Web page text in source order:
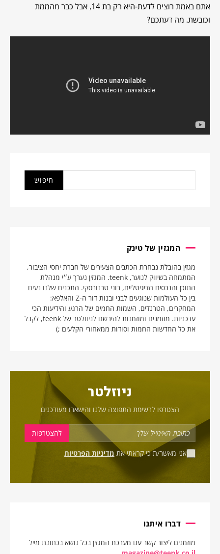
אתם באמת רוצים לדעת-היא רק בת 14, אבל כבר מהממת
וכובשת. מה דעתכם?
המגזין של טינק
מגזין בהובלת נבחרת הכתבים הצעירים של חברת יחסי הציבור,
המתמחה בשיווק לנוער, teenk. המגזין נערך ע״י מנהלת
התוכן והנכסים הדיגיטליים, רוני טרנובסקי. התכנים שלנו נעים
בין כל העולמות שנוגעים לבני ובנות דור ה-Z והאלפא:
המחקרים, הטרנדים, השמות החמים של הרגע והידיעות הכי
עדכניות. מוזמנים ומוזמנות להירשם לניוזלטר של teenk, לקבל
את כל החדשות החמות וסודות ממאחורי הקלעים ;)
ניוזלטר
הצטרפו לרשימת התפוצה שלנו והישארו מעודכנים
אני מאשר/ת כי קראתי את מדיניות הפרטיות
דברו איתנו
מוזמנים ליצור קשר עם מערכת המגזין בכל נושא בכתובת מייל